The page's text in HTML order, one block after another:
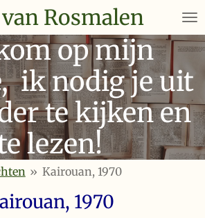
van Rosmalen
op mijn
ik nodig je uit
te kijken en
lezen!
» Kairouan, 1970
1970